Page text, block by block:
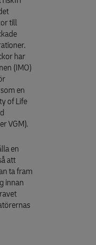
till
har
(IMO)
en
of Life
VGM).
en
att
ta fram
innan